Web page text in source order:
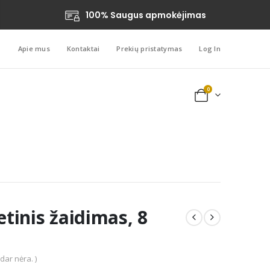
100% Saugus apmokėjimas
Apie mus Kontaktai Prekių pristatymas Log In
0
žaidimas, 8
nėra. )